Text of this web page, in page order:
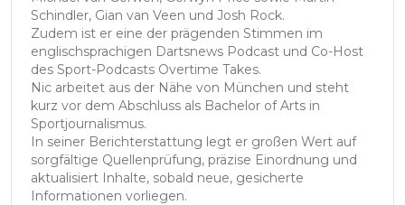
Schindler, Gian van Veen und Josh Rock.
Zudem ist er eine der prägenden Stimmen im
englischsprachigen Dartsnews Podcast und Co-Host
des Sport-Podcasts Overtime Takes.
Nic arbeitet aus der Nähe von München und steht
kurz vor dem Abschluss als Bachelor of Arts in
Sportjournalismus.
In seiner Berichterstattung legt er großen Wert auf
sorgfältige Quellenprüfung, präzise Einordnung und
aktualisiert Inhalte, sobald neue, gesicherte
Informationen vorliegen.